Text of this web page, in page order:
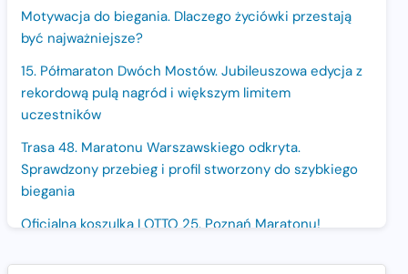
Motywacja do biegania. Dlaczego życiówki przestają
być najważniejsze?
15. Półmaraton Dwóch Mostów. Jubileuszowa edycja z
rekordową pulą nagród i większym limitem
uczestników
Trasa 48. Maratonu Warszawskiego odkryta.
Sprawdzony przebieg i profil stworzony do szybkiego
biegania
Oficjalna koszulka LOTTO 25. Poznań Maratonu!